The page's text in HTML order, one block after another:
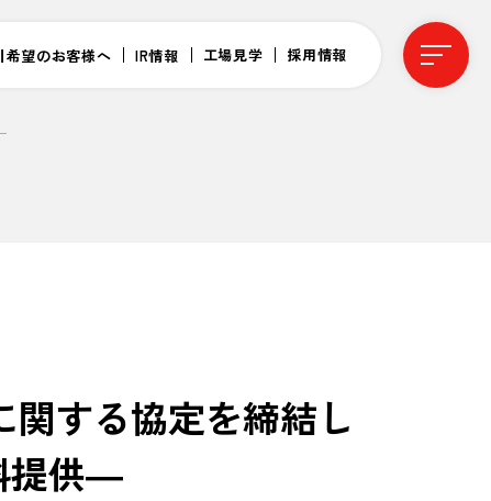
希望のお客様へ IR情報 工場見学 採用情報
する協定を締結し
提供―